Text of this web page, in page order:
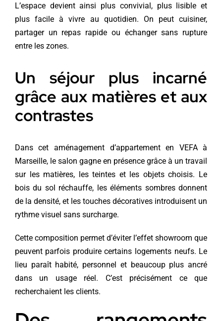
L’espace devient ainsi plus convivial, plus lisible et
plus facile à vivre au quotidien. On peut cuisiner,
partager un repas rapide ou échanger sans rupture
entre les zones.
Un séjour plus incarné
grâce aux matières et aux
contrastes
Dans cet aménagement d’appartement en VEFA à
Marseille, le salon gagne en présence grâce à un travail
sur les matières, les teintes et les objets choisis. Le
bois du sol réchauffe, les éléments sombres donnent
de la densité, et les touches décoratives introduisent un
rythme visuel sans surcharge.
Cette composition permet d’éviter l’effet showroom que
peuvent parfois produire certains logements neufs. Le
lieu paraît habité, personnel et beaucoup plus ancré
dans un usage réel. C’est précisément ce que
recherchaient les clients.